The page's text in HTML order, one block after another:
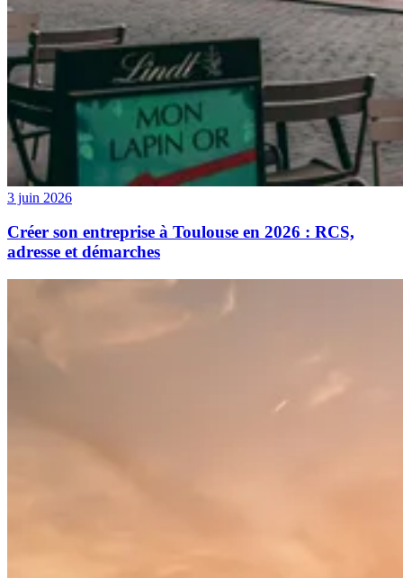
3 juin 2026
Créer son entreprise à Toulouse en 2026 : RCS,
adresse et démarches